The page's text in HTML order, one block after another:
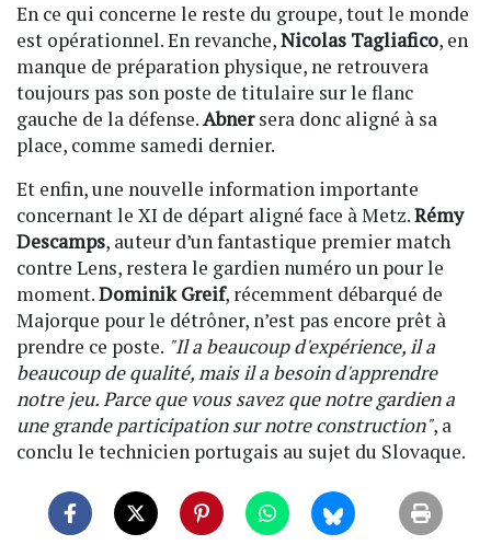
En ce qui concerne le reste du groupe, tout le monde
est opérationnel. En revanche,Nicolas Tagliafico, en
manque de préparation physique, ne retrouvera
toujours pas son poste de titulaire sur le flanc
gauche de la défense.Abnersera donc aligné à sa
place, comme samedi dernier.
Et enfin, une nouvelle information importante
concernant le XI de départ aligné face à Metz.Rémy
Descamps, auteur d’un fantastique premier match
contre Lens, restera le gardien numéro un pour le
moment.Dominik Greif, récemment débarqué de
Majorque pour le détrôner, n’est pas encore prêt à
prendre ce poste. "Il a beaucoup d'expérience, il a
beaucoup de qualité, mais il a besoin d'apprendre
notre jeu. Parce que vous savez que notre gardien a
une grande participation sur notre construction", a
conclu le technicien portugais au sujet du Slovaque.